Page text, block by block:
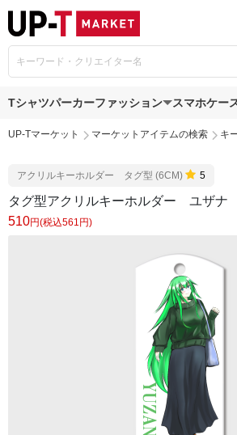
Tシャツパーカーファッション スマホケー
UP-Tマーケット マーケットアイテムの検索 キ
アクリルキーホルダー タグ型 (6CM) 5
タグ型アクリルキーホルダー ユザナ
510円(税込561円)